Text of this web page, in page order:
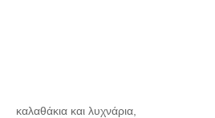
καλαθάκια και λυχνάρια,